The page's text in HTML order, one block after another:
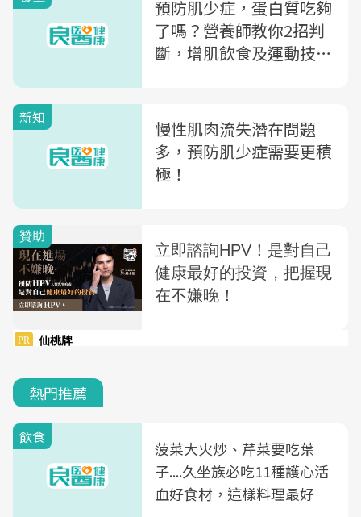
預防肌少症，蛋白質吃夠
了嗎？營養師教你2招判
斷，增肌飲食及運動技巧
新知
慢性肌肉流失潛在問題
多，預防肌少症需要更積
極！
熱門推薦
飲食
菠菜大火炒、芹菜要吃葉
子....久坐族必吃11種護心活
血好食材，這樣料理最好